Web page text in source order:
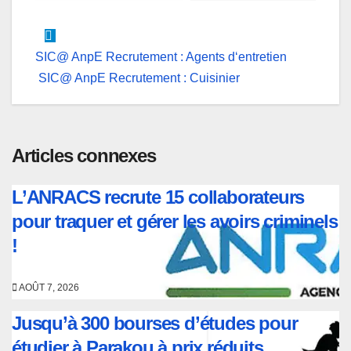
Navigation
SIC@ AnpE Recrutement : Agents d‘entretien
SIC@ AnpE Recrutement : Cuisinier
Articles connexes
L’ANRACS recrute 15 collaborateurs
pour traquer et gérer les avoirs criminels
!
AOÛT 7, 2026
Jusqu’à 300 bourses d’études pour